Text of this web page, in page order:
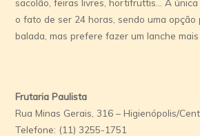
o fato de ser 24 horas, sendo uma opção
balada, mas prefere fazer um lanche mais
Frutaria Paulista
Rua Minas Gerais, 316 – Higienópolis/
Telefone: (11) 3255-1751